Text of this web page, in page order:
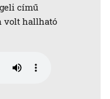
című
volt hallható